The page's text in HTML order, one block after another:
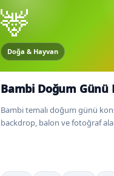
🦌
Doğa & Hayvan
Bambi Doğum Günü
Bambi temalı doğum günü
backdrop, balon ve fotoğraf